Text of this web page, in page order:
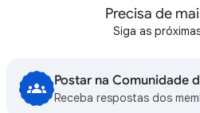
Precisa de
Siga as
Postar na Comunidade
Receba respostas dos